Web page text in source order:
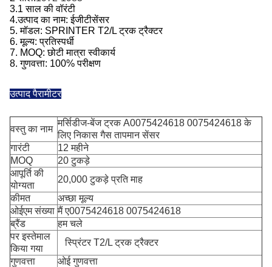
3.1 साल की वॉरंटी
4.उत्पाद का नाम: ईजीटीसेंसर
5. मॉडल: SPRINTER T2/L ट्रक ट्रैक्टर
6. मूल्य: प्रतिस्पर्धी
7. MOQ: छोटी मात्रा स्वीकार्य
8. गुणवत्ता: 100% परीक्षण
उत्पाद पैरामीटर
वस्तु का नाम
मर्सिडीज-बेंज ट्रक A0075424618 0075424618 के
लिए निकास गैस तापमान सेंसर
गारंटी
12 महीने
MOQ
20 टुकड़े
आपूर्ति की
योग्यता
20,000 टुकड़े प्रति माह
कीमत
अच्छा मूल्य
ओईएम संख्या मैं ए0075424618 0075424618
ब्रैंड
हम चले
पर इस्तेमाल
किया गया
स्प्रिंटर T2/L ट्रक ट्रैक्टर
गुणवत्ता
ओई गुणवत्ता